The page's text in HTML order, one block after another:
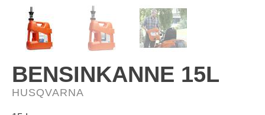
BENSINKANNE 15L
HUSQVARNA